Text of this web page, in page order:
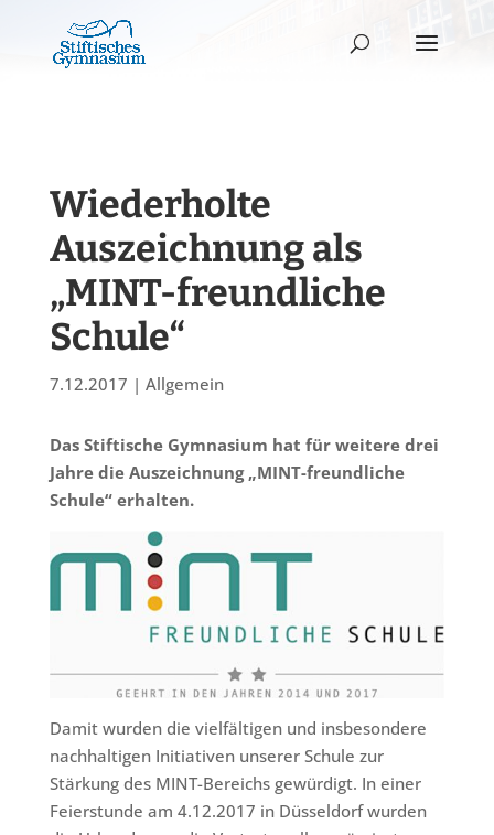
Wiederholte
Auszeichnung als
„MINT-freundliche
Schule“
7.12.2017 | Allgemein
Das Stiftische Gymnasium hat für weitere drei
Jahre die Auszeichnung „MINT-freundliche
Schule“ erhalten.
Damit wurden die vielfältigen und insbesondere
nachhaltigen Initiativen unserer Schule zur
Stärkung des MINT-Bereichs gewürdigt. In einer
Feierstunde am 4.12.2017 in Düsseldorf wurden